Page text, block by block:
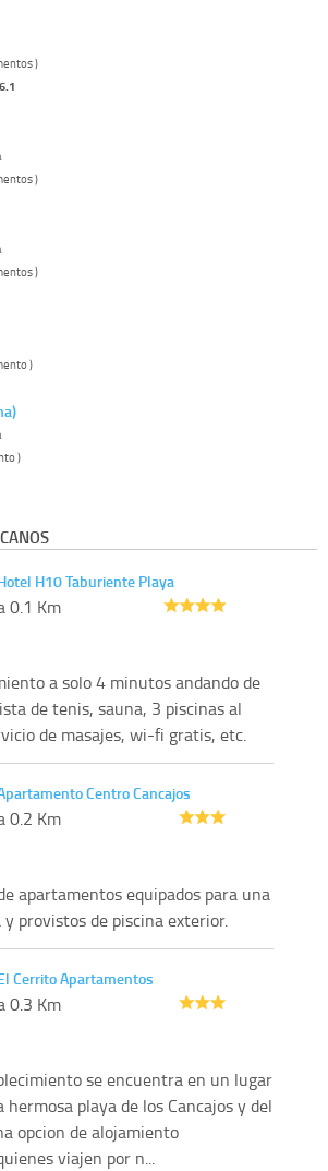
)
6.1
)
)
)
)
H10 Taburiente Playa
0.1 Km
a solo 4 minutos andando de
de tenis, sauna, 3 piscinas al
de masajes, wi-fi gratis, etc.
Centro Cancajos
0.2 Km
apartamentos equipados para una
provistos de piscina exterior.
Cerrito Apartamentos
0.3 Km
se encuentra en un lugar
hermosa playa de los Cancajos y del
opcion de alojamiento
viajen por n...